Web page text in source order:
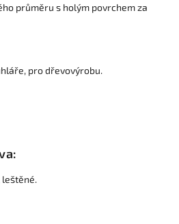
průměru s holým povrchem za
pro dřevovýrobu.
leštěné.